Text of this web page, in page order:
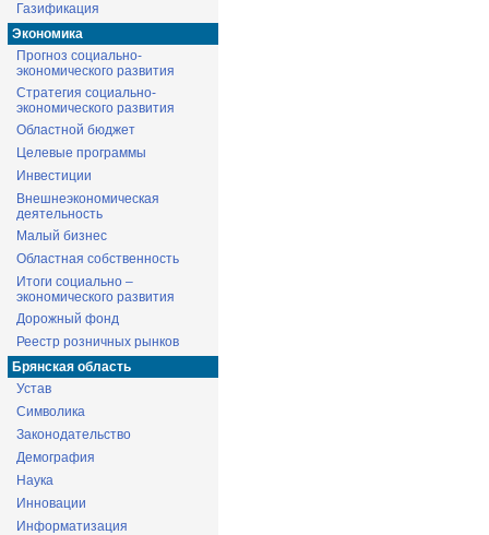
Газификация
Экономика
Прогноз социально-
экономического развития
Стратегия социально-
экономического развития
Областной бюджет
Целевые программы
Инвестиции
Внешнеэкономическая
деятельность
Малый бизнес
Областная собственность
Итоги социально –
экономического развития
Дорожный фонд
Реестр розничных рынков
Брянская область
Устав
Символика
Законодательство
Демография
Наука
Инновации
Информатизация